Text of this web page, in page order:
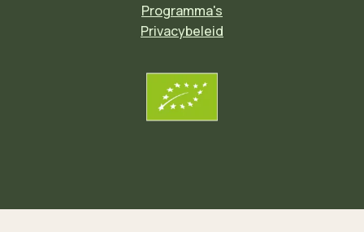
Programma's
Privacybeleid